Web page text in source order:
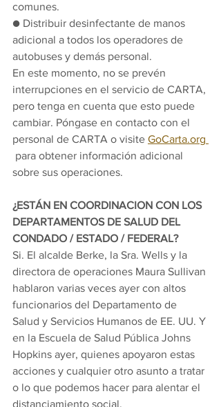
comunes.
● Distribuir desinfectante de manos
adicional a todos los operadores de
autobuses y demás personal.
En este momento, no se prevén
interrupciones en el servicio de CARTA,
pero tenga en cuenta que esto puede
cambiar. Póngase en contacto con el
personal de CARTA o visite GoCarta.org
para obtener información adicional
sobre sus operaciones.
¿ESTÁN EN COORDINACION CON LOS
DEPARTAMENTOS DE SALUD DEL
CONDADO / ESTADO / FEDERAL?
Si. El alcalde Berke, la Sra. Wells y la
directora de operaciones Maura Sullivan
hablaron varias veces ayer con altos
funcionarios del Departamento de
Salud y Servicios Humanos de EE. UU. Y
en la Escuela de Salud Pública Johns
Hopkins ayer, quienes apoyaron estas
acciones y cualquier otro asunto a tratar
o lo que podemos hacer para alentar el
distanciamiento social.